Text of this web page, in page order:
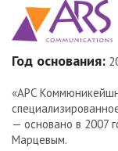
Год основания:
«АРС
— основано в 2007
Марцевым.